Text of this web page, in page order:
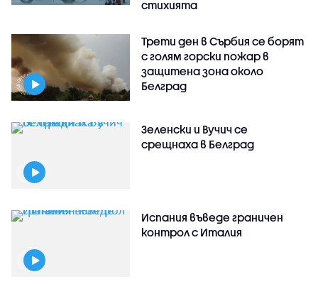
стихията
Трети ден в Сърбия се борят
с голям горски пожар в
защитена зона около
Белград
Зеленски и Вучич се
срещнаха в Белград
Испания въведе граничен
контрол с Италия